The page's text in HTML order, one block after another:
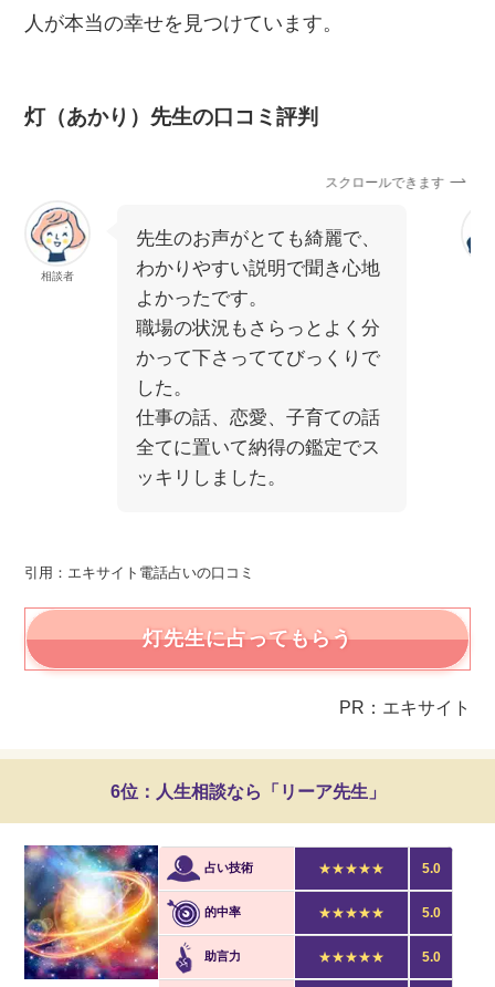
人が本当の幸せを見つけています。
灯（あかり）先生の口コミ評判
スクロールできます
相談者
先生のお声がとても綺麗で、
わかりやすい説明で聞き心地
よかったです。
職場の状況もさらっとよく分
かって下さっててびっくりで
した。
仕事の話、恋愛、子育ての話
全てに置いて納得の鑑定でス
ッキリしました。
引用：エキサイト電話占いの口コミ
灯先生に占ってもらう
PR：エキサイト
6位：人生相談なら「リーア先生」
占い技術 ★★★★★ 5.0
的中率 ★★★★★ 5.0
助言力 ★★★★★ 5.0